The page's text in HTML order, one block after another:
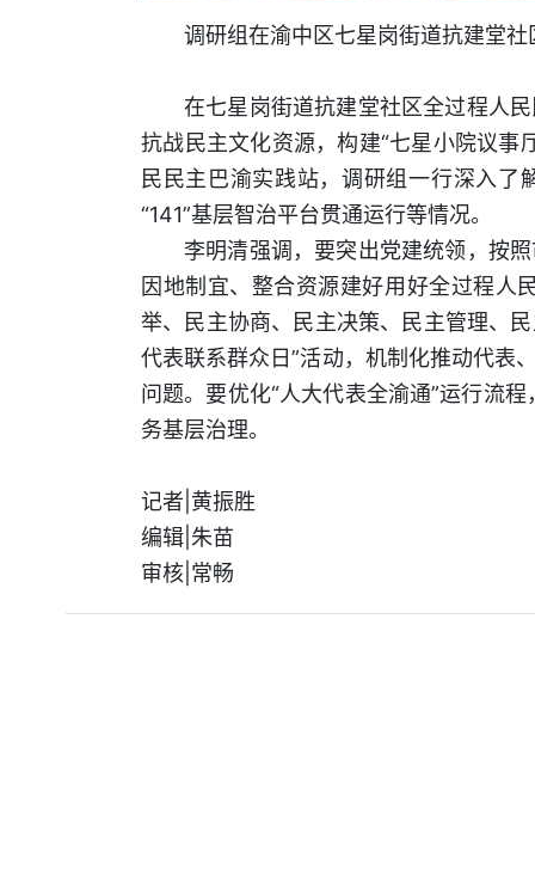
调研组在渝中区七星岗街道抗建堂
在七星岗街道抗建堂社区全过程人
抗战民主文化资源，构建“七星小院议事
民民主巴渝实践站，调研组一行深入了
“141”基层智治平台贯通运行等情况。
李明清强调，要突出党建统领，按
因地制宜、整合资源建好用好全过程人
举、民主协商、民主决策、民主管理、
代表联系群众日”活动，机制化推动代表
问题。要优化“人大代表全渝通”运行流
务基层治理。
记者|黄振胜
编辑|朱苗
审核|常畅